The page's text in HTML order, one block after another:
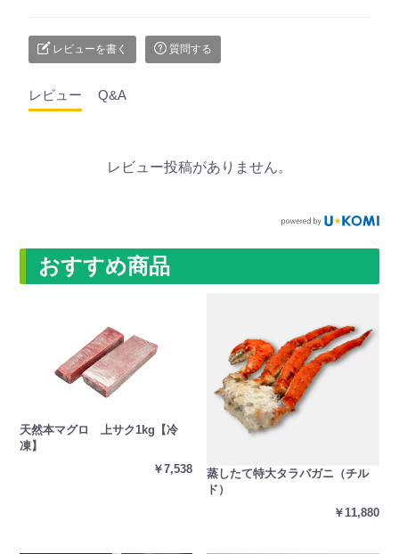
レビューを書く 質問する
レビュー Q&A
レビュー投稿がありません。
おすすめ商品
天然本マグロ 上サク1kg【冷
凍】
￥7,538
蒸したて特大タラバガニ（チル
ド）
￥11,880